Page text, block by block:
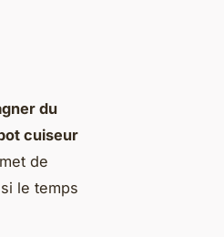
du
cuiseur
de
le temps